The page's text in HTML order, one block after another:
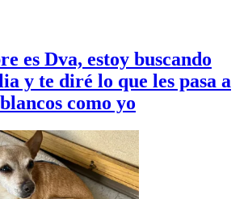
es Dva, estoy buscando
y te diré lo que les pasa a
como yo